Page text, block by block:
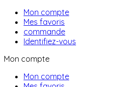
Mon compte
Mes favoris
commande
Identifiez-vous
Mon compte
Mon compte